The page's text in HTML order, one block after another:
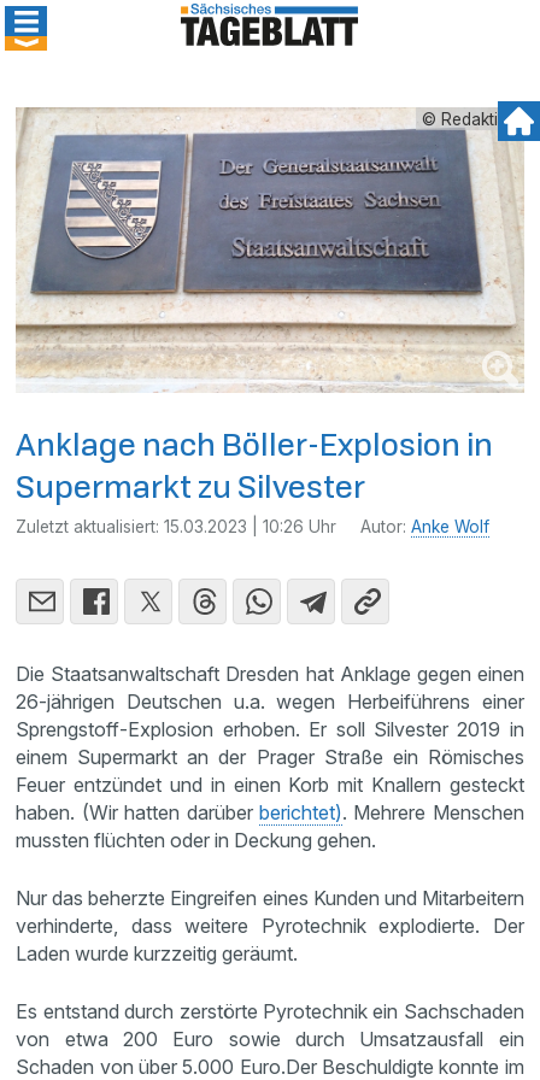
© Redaktion
Anklage nach Böller-Explosion in
Supermarkt zu Silvester
Zuletzt aktualisiert:15.03.2023 | 10:26 Uhr Autor:Anke Wolf
Die Staatsanwaltschaft Dresden hat Anklage gegen einen
26-jährigen Deutschen u.a. wegen Herbeiführens einer
Sprengstoff-Explosion erhoben. Er soll Silvester 2019 in
einem Supermarkt an der Prager Straße ein Römisches
Feuer entzündet und in einen Korb mit Knallern gesteckt
haben. (Wir hatten darüber berichtet). Mehrere Menschen
mussten flüchten oder in Deckung gehen.
Nur das beherzte Eingreifen eines Kunden und Mitarbeitern
verhinderte, dass weitere Pyrotechnik explodierte. Der
Laden wurde kurzzeitig geräumt.
Es entstand durch zerstörte Pyrotechnik ein Sachschaden
von etwa 200 Euro sowie durch Umsatzausfall ein
Schaden von über 5.000 Euro.Der Beschuldigte konnte im